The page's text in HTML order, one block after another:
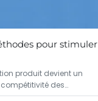
pour stimuler
produit devient un
des…